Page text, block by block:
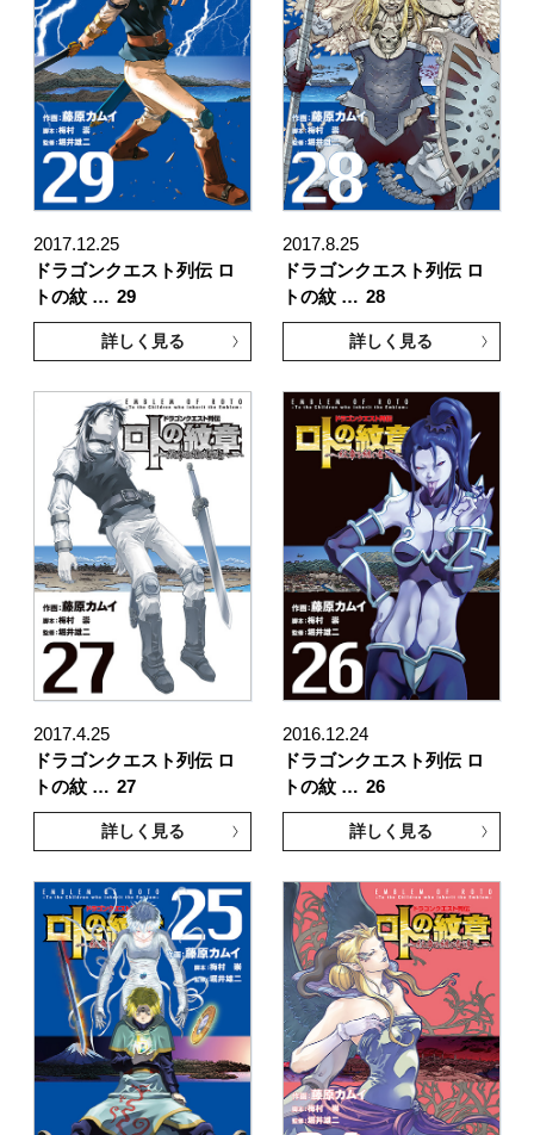
2017.12.25
ドラゴンクエスト列伝 ロ
トの紋 … 29
詳しく見る
2017.8.25
ドラゴンクエスト列伝 ロ
トの紋 … 28
詳しく見る
2017.4.25
ドラゴンクエスト列伝 ロ
トの紋 … 27
詳しく見る
2016.12.24
ドラゴンクエスト列伝 ロ
トの紋 … 26
詳しく見る